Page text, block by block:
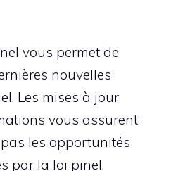
vous permet de
nouvelles
Les mises à jour
vous assurent
les opportunités
par la loi pinel.